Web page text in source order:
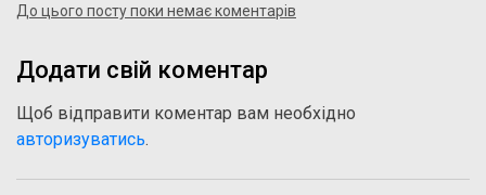
До цього посту поки немає коментарів
Додати свій коментар
Щоб відправити коментар вам необхідно
авторизуватись.